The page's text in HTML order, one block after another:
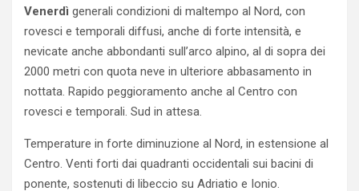
Venerdì generali condizioni di maltempo al Nord, con
rovesci e temporali diffusi, anche di forte intensità, e
nevicate anche abbondanti sull’arco alpino, al di sopra dei
2000 metri con quota neve in ulteriore abbasamento in
nottata. Rapido peggioramento anche al Centro con
rovesci e temporali. Sud in attesa.
Temperature in forte diminuzione al Nord, in estensione al
Centro. Venti forti dai quadranti occidentali sui bacini di
ponente, sostenuti di libeccio su Adriatio e Ionio.